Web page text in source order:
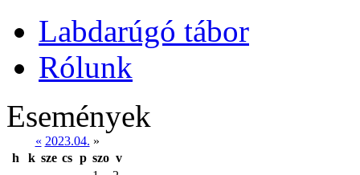
Labdarúgó tábor
Rólunk
Események
« 2023.04. »
h
k sze cs p szo v